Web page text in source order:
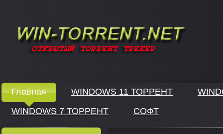
Главная WINDOWS 11 ТОРРЕНТ
WINDOWS 7 ТОРРЕНТ
СОФТ